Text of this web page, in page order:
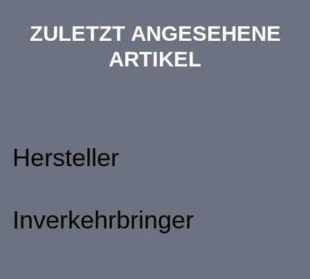
ZULETZT ANGESEHENE
ARTIKEL
Hersteller
Inverkehrbringer